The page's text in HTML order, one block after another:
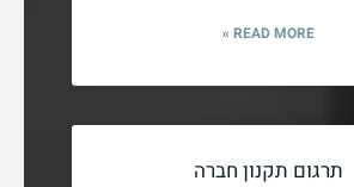
READ MORE »
תרגום תקנון חברה